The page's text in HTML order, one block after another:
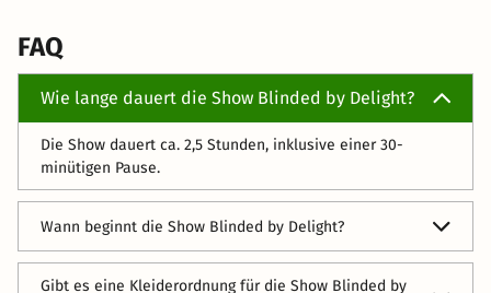
FAQ
Wie lange dauert die Show Blinded by Delight?
Die Show dauert ca. 2,5 Stunden, inklusive einer 30-
minütigen Pause.
Wann beginnt die Show Blinded by Delight?
Gibt es eine Kleiderordnung für die Show Blinded by